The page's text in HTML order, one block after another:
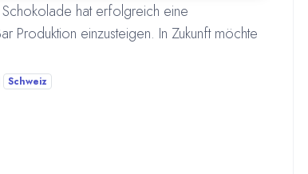
hat erfolgreich eine
Produktion einzusteigen. In Zukunft möchte
Schweiz